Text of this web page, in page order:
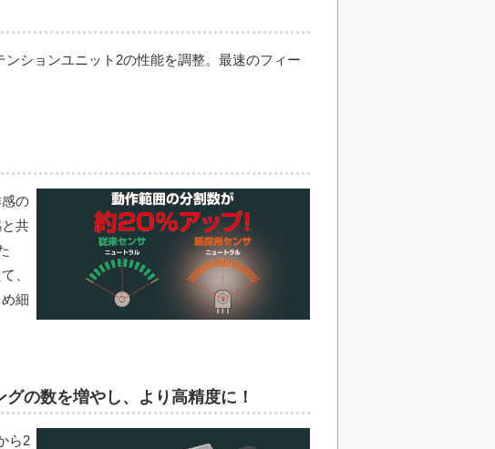
ションユニット2の性能を調整。最速のフィー
の
共
、
細
の数を増やし、より高精度に！
ら2